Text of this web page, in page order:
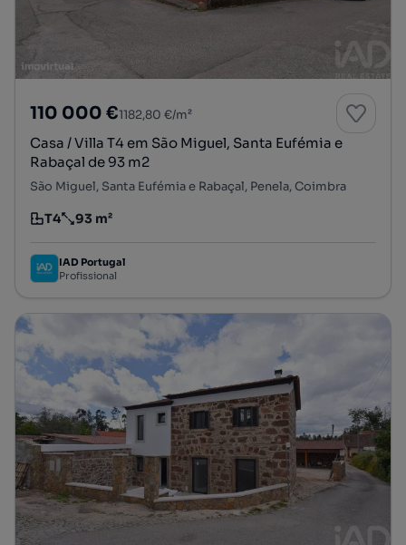
110 000 €1182,80 €/m²
Casa / Villa T4 em São Miguel, Santa Eufémia e
Rabaçal de 93 m2
São Miguel, Santa Eufémia e Rabaçal, Penela, Coimbra
Tipologia
T4
Preço por metro quadrado
93 m²
IAD Portugal
Profissional